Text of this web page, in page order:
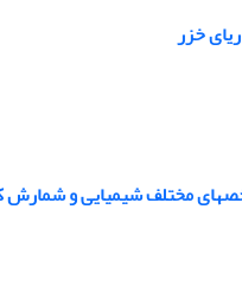
خزر
مختلف شیمیایی و شمارش